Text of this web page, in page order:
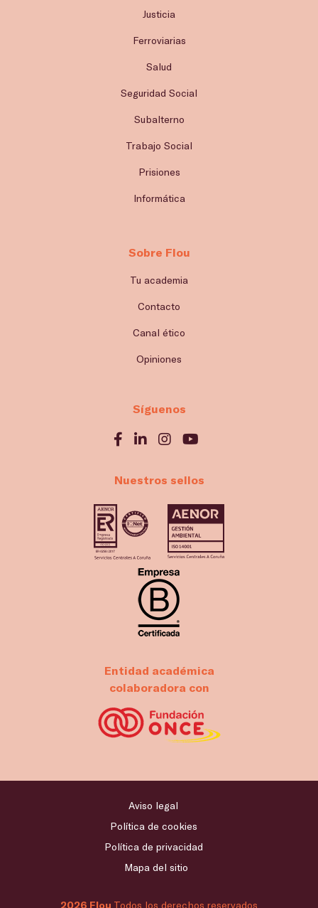
Justicia
Ferroviarias
Salud
Seguridad Social
Subalterno
Trabajo Social
Prisiones
Informática
Sobre Flou
Tu academia
Contacto
Canal ético
Opiniones
Síguenos
Nuestros sellos
Entidad académica
colaboradora con
2026 Flou Todos los derechos reservados
Aviso legal
Política de cookies
Política de privacidad
Mapa del sitio